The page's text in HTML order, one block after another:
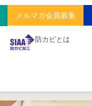
メルマガ会員募集
防カビとは